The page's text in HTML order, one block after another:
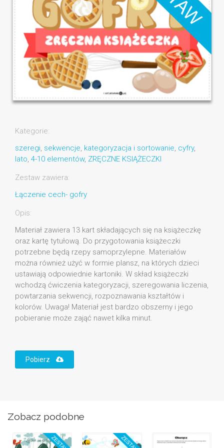
Kategorie:
szeregi, sekwencje, kategoryzacja i sortowanie, cyfry,
lato, 4-10 elementów, ZRĘCZNE KSIĄŻECZKI
Zestaw zawiera:
Łączenie cech- gofry
Opis:
Materiał zawiera 13 kart składających się na książeczkę
oraz kartę tytułową. Do przygotowania książeczki
potrzebne będą rzepy samoprzylepne. Materiałów
można również użyć w formie plansz, na których dzieci
ustawiają odpowiednie kartoniki. W skład książeczki
wchodzą ćwiczenia kategoryzacji, szeregowania liczenia,
powtarzania sekwencji, rozpoznawania kształtów i
kolorów. Uwaga! Materiał jest bardzo obszerny i jego
pobieranie może zająć nawet kilka minut.
Pobierz
Zobacz podobne